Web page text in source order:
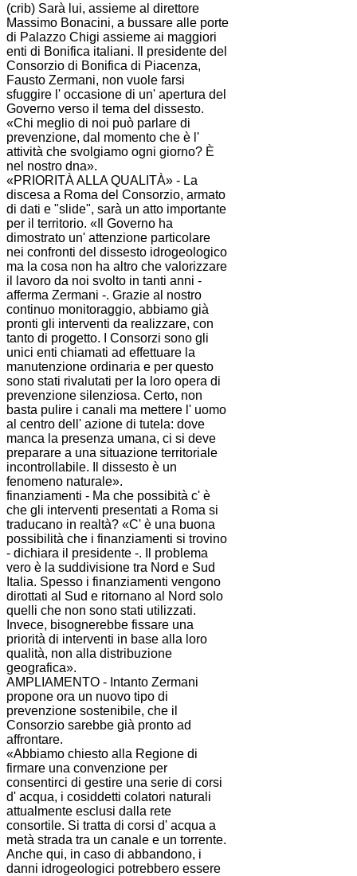
(crib) Sarà lui, assieme al direttore
Massimo Bonacini, a bussare alle porte
di Palazzo Chigi assieme ai maggiori
enti di Bonifica italiani. Il presidente del
Consorzio di Bonifica di Piacenza,
Fausto Zermani, non vuole farsi
sfuggire l' occasione di un' apertura del
Governo verso il tema del dissesto.
«Chi meglio di noi può parlare di
prevenzione, dal momento che è l'
attività che svolgiamo ogni giorno? È
nel nostro dna».
«PRIORITÀ ALLA QUALITÀ» - La
discesa a Roma del Consorzio, armato
di dati e "slide", sarà un atto importante
per il territorio. «Il Governo ha
dimostrato un' attenzione particolare
nei confronti del dissesto idrogeologico
ma la cosa non ha altro che valorizzare
il lavoro da noi svolto in tanti anni -
afferma Zermani -. Grazie al nostro
continuo monitoraggio, abbiamo già
pronti gli interventi da realizzare, con
tanto di progetto. I Consorzi sono gli
unici enti chiamati ad effettuare la
manutenzione ordinaria e per questo
sono stati rivalutati per la loro opera di
prevenzione silenziosa. Certo, non
basta pulire i canali ma mettere l' uomo
al centro dell' azione di tutela: dove
manca la presenza umana, ci si deve
preparare a una situazione territoriale
incontrollabile. Il dissesto è un
fenomeno naturale».
finanziamenti - Ma che possibità c' è
che gli interventi presentati a Roma si
traducano in realtà? «C' è una buona
possibilità che i finanziamenti si trovino
- dichiara il presidente -. Il problema
vero è la suddivisione tra Nord e Sud
Italia. Spesso i finanziamenti vengono
dirottati al Sud e ritornano al Nord solo
quelli che non sono stati utilizzati.
Invece, bisognerebbe fissare una
priorità di interventi in base alla loro
qualità, non alla distribuzione
geografica».
AMPLIAMENTO - Intanto Zermani
propone ora un nuovo tipo di
prevenzione sostenibile, che il
Consorzio sarebbe già pronto ad
affrontare.
«Abbiamo chiesto alla Regione di
firmare una convenzione per
consentirci di gestire una serie di corsi
d' acqua, i cosiddetti colatori naturali
attualmente esclusi dalla rete
consortile. Si tratta di corsi d' acqua a
metà strada tra un canale e un torrente.
Anche qui, in caso di abbandono, i
danni idrogeologici potrebbero essere